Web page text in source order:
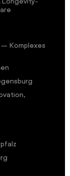
Komplexes